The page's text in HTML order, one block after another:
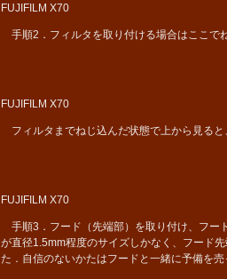
FUJIFILM X70
手順2．フィルタを取り付ける場合はここで
FUJIFILM X70
フィルタまでねじ込んだ状態で上から見ると
FUJIFILM X70
手順3．フード（先端部）を取り付け、フー
が直径1.5mm程度のサイズしかなく、フード
た．自信のないかたはフードと一緒に予備を